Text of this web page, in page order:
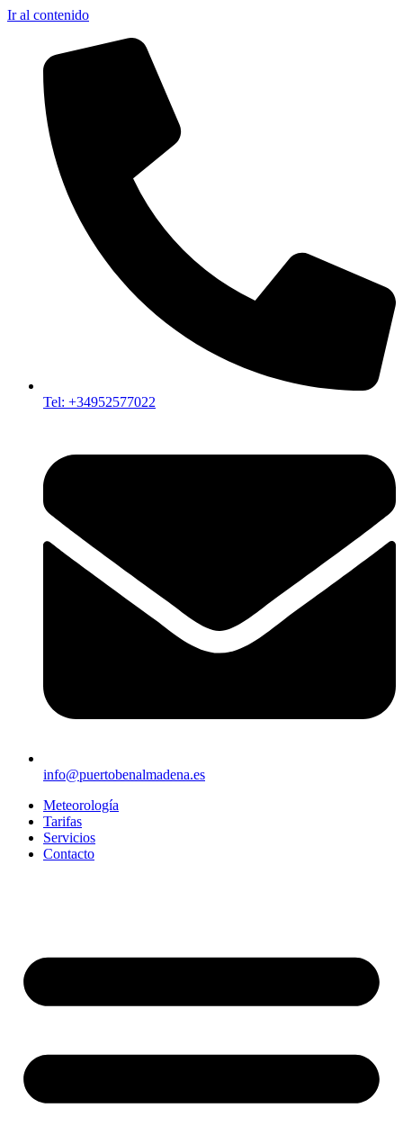
Ir al contenido
Tel: +34952577022
info@puertobenalmadena.es
Meteorología
Tarifas
Servicios
Contacto